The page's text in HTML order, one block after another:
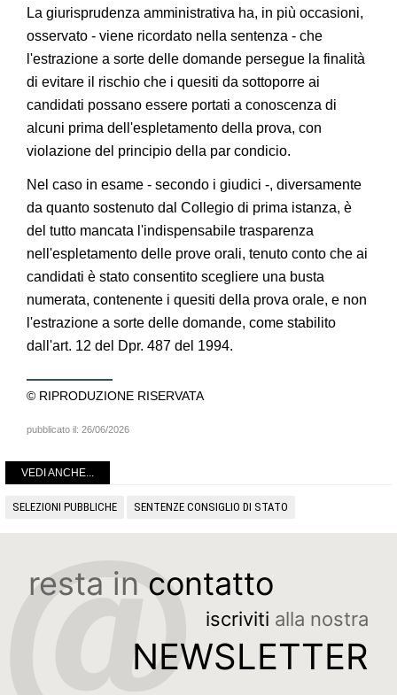
La giurisprudenza amministrativa ha, in più occasioni,
osservato - viene ricordato nella sentenza - che
l'estrazione a sorte delle domande persegue la finalità
di evitare il rischio che i quesiti da sottoporre ai
candidati possano essere portati a conoscenza di
alcuni prima dell'espletamento della prova, con
violazione del principio della par condicio.
Nel caso in esame - secondo i giudici -, diversamente
da quanto sostenuto dal Collegio di prima istanza, è
del tutto mancata l'indispensabile trasparenza
nell'espletamento delle prove orali, tenuto conto che ai
candidati è stato consentito scegliere una busta
numerata, contenente i quesiti della prova orale, e non
l'estrazione a sorte delle domande, come stabilito
dall'art. 12 del Dpr. 487 del 1994.
© RIPRODUZIONE RISERVATA
pubblicato il: 26/06/2026
VEDI ANCHE...
SELEZIONI PUBBLICHE SENTENZE CONSIGLIO DI STATO
resta in contatto
iscriviti alla nostra
NEWSLETTER